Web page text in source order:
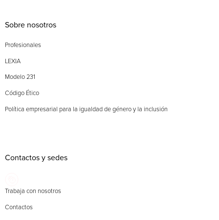
Sobre nosotros
Profesionales
LEXIA
Modelo 231
Código Ético
Política empresarial para la igualdad de género y la inclusión
Contactos y sedes
Trabaja con nosotros
Contactos